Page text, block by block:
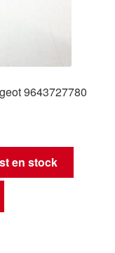
9643727780
en stock